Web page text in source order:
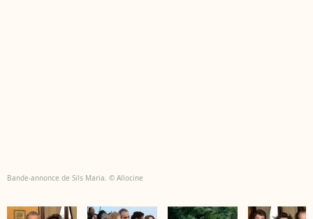
Bande-annonce de Sils Maria. © Allocine